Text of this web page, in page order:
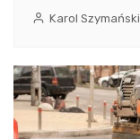
Karol Szymański